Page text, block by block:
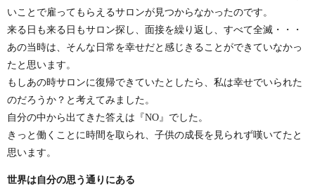
いことで雇ってもらえるサロンが見つからなかったのです。
来る日も来る日もサロン探し、面接を繰り返し、すべて全滅・・・
あの当時は、そんな日常を幸せだと感じきることができていなかっ
たと思います。
もしあの時サロンに復帰できていたとしたら、私は幸せでいられた
のだろうか？と考えてみました。
自分の中から出てきた答えは『NO』でした。
きっと働くことに時間を取られ、子供の成長を見られず嘆いてたと
思います。
世界は自分の思う通りにある